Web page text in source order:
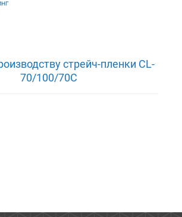
стрейч-пленки CL-
70/100/70C